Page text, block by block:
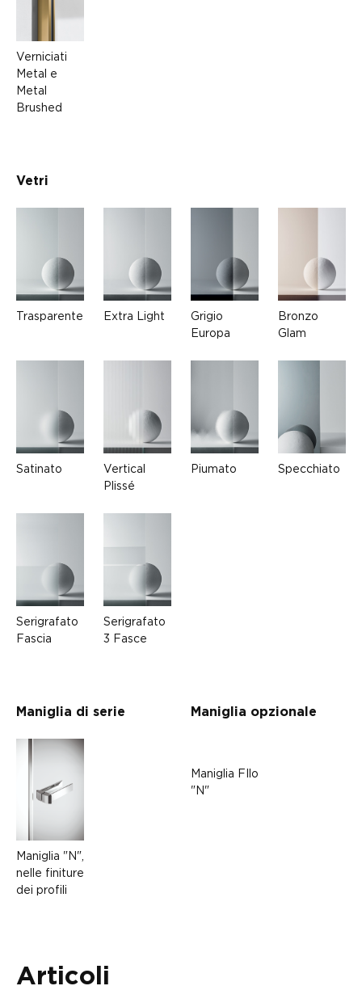
Verniciati
Metal e
Metal
Brushed
Vetri
Trasparente Extra Light
Grigio
Europa
Bronzo
Glam
Satinato
Vertical
Plissé
Piumato Specchiato
Serigrafato
Fascia
Serigrafato
3 Fasce
Maniglia di serie
Maniglia "N",
nelle finiture
dei profili
Maniglia opzionale
Maniglia FIlo
"N"
Articoli